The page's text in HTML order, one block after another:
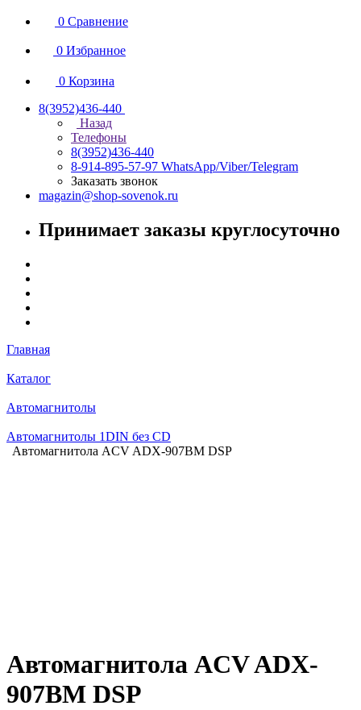
0 Сравнение
0 Избранное
0 Корзина
8(3952)436-440
Назад
Телефоны
8(3952)436-440
8-914-895-57-97 WhatsApp/Viber/Telegram
Заказать звонок
magazin@shop-sovenok.ru
Принимает заказы круглосуточно
Главная
Каталог
Автомагнитолы
Автомагнитолы 1DIN без CD
Автомагнитола ACV ADX-907BM DSP
Автомагнитола ACV ADX-
907BM DSP